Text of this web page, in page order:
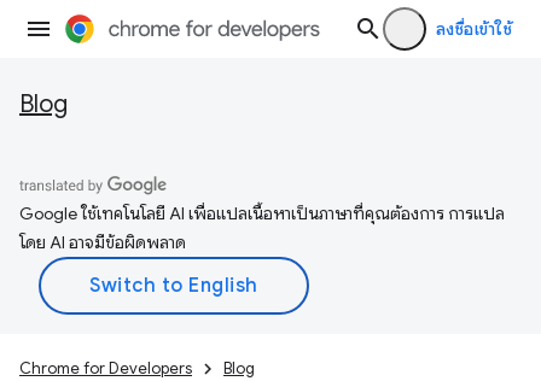
ลงชื่อเข้าใช้
Blog
Google ใช้เทคโนโลยี AI เพื่อแปลเนื้อหาเป็นภาษาที่คุณต้องการ การแปล
โดย AI อาจมีข้อผิดพลาด
Chrome for Developers Blog